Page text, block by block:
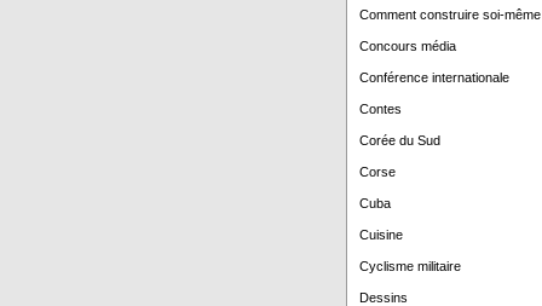
Comment construire soi-même
Concours média
Conférence internationale
Contes
Corée du Sud
Corse
Cuba
Cuisine
Cyclisme militaire
Dessins